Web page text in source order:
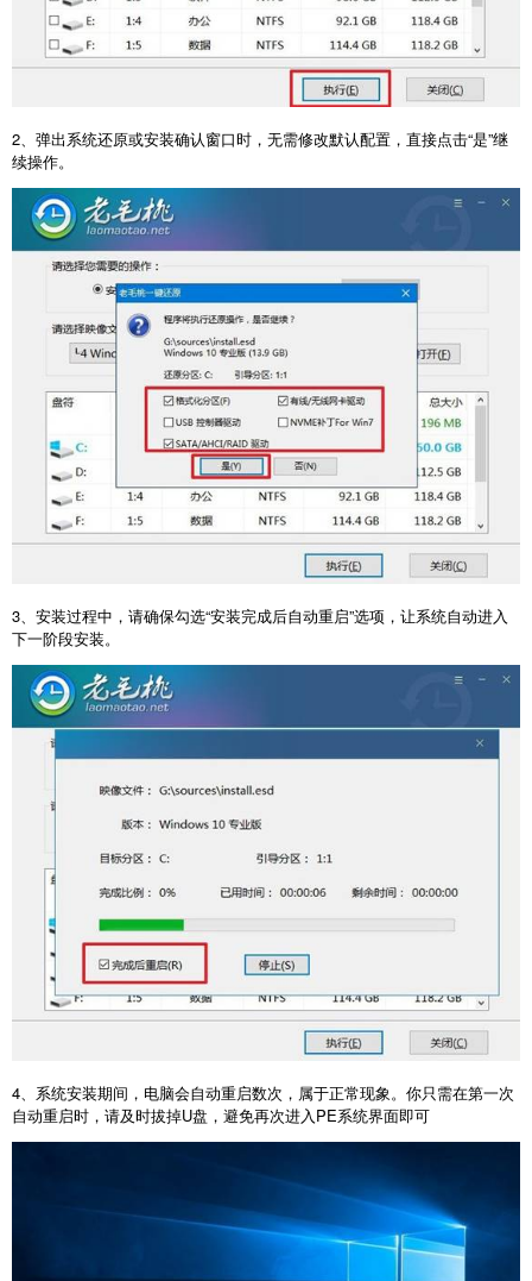
2、弹出系统还原或安装确认窗口时，无需修改默认配置，直接点击“是”继
续操作。
3 、安装过程中，请确保勾选“安装完成后自动重启”选项，让系统自动进入
下一阶段安装。
4、系统安装期间，电脑会自动重启数次，属于正常现象。你只需在第一次
自动重启时，请及时拔掉U盘，避免再次进入PE系统界面即可